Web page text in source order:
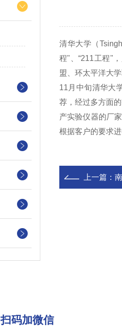
清华大学（
程"、“211工程"
盟、环太平洋大
11月中旬清华大
荐，经过多方面
产实验仪器的厂
根据客户的要求
上一篇：
扫码加微信